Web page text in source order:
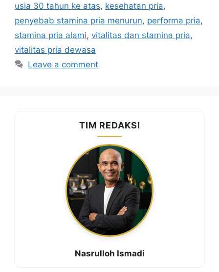
usia 30 tahun ke atas, kesehatan pria,
penyebab stamina pria menurun, performa pria,
stamina pria alami, vitalitas dan stamina pria,
vitalitas pria dewasa
Leave a comment
TIM REDAKSI
Nasrulloh Ismadi